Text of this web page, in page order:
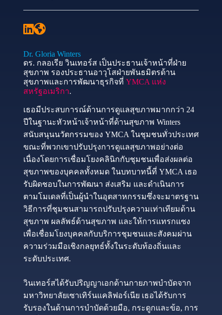
Dr. Gloria Winters
ดร. กลอเรีย วินเทอร์ส เป็นประธานเจ้าหน้าที่ฝ่าย
สุขภาพ รองประธานอาวุโสฝ่ายพันธมิตรด้าน
สุขภาพและการพัฒนาธุรกิจที่ YMCA แห่ง
สหรัฐอเมริกา.
เธอมีประสบการณ์ด้านการดูแลสุขภาพมากกว่า 24
ปีในฐานะหัวหน้าเจ้าหน้าที่ด้านสุขภาพ Winters
สนับสนุนนวัตกรรมของ YMCA ในชุมชนทั่วประเทศ
ขณะที่พวกเขาปรับปรุงการดูแลสุขภาพอย่างต่อ
เนื่องโดยการเชื่อมโยงคลินิกกับชุมชนเพื่อส่งผลต่อ
สุขภาพของบุคคลทั้งหมด ในบทบาทนี้ที่ YMCA เธอ
รับผิดชอบในการพัฒนา ส่งเสริม และดำเนินการ
ตามโมเดลที่เป็นผู้นำในอุตสาหกรรมซึ่งจะมาตรฐาน
วิธีการที่ชุมชนสามารถปรับปรุงความเท่าเทียมด้าน
สุขภาพ ผลลัพธ์ด้านสุขภาพ และให้การแทรกแซง
เพื่อเชื่อมโยงบุคคลกับบริการชุมชนและสังคมผ่าน
ความร่วมมือเชิงกลยุทธ์ทั้งในระดับท้องถิ่นและ
ระดับประเทศ.
วินเทอร์สได้รับปริญญาเอกด้านกายภาพบำบัดจาก
มหาวิทยาลัยเซาเทิร์นแคลิฟอร์เนีย เธอได้รับการ
รับรองในด้านการบำบัดด้วยมือ, กระดูกและข้อ, การ